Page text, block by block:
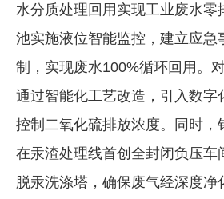
水分质处理回用实现工业废水零
池实施液位智能监控，建立应急
制，实现废水100%循环回用。
通过智能化工艺改造，引入数字
控制二氧化硫排放浓度。同时，
在汞渣处理线首创全封闭负压车
脱汞洗涤塔，确保废气经深度净